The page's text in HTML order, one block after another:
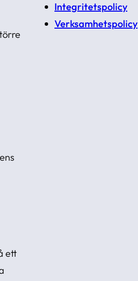
ett
Integritetspolicy
Verksamhetspolicy